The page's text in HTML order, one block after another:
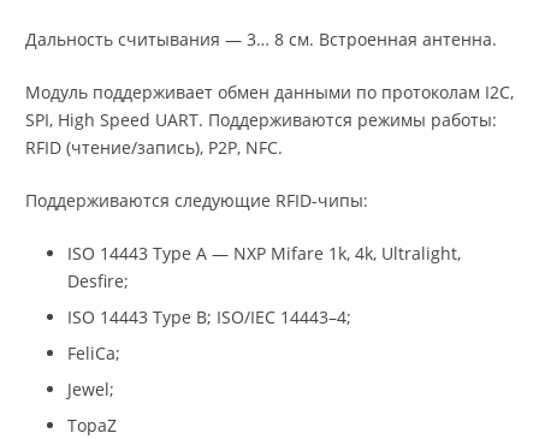
Дальность считывания — 3… 8 см. Встроенная антенна.
Модуль поддерживает обмен данными по протоколам I2C,
SPI, High Speed UART. Поддерживаются режимы работы:
RFID (чтение/запись), P2P, NFC.
Поддерживаются следующие RFID-чипы:
ISO 14443 Type A — NXP Mifare 1k, 4k, Ultralight,
Desfire;
ISO 14443 Type B; ISO/IEC 14443–4;
FeliCa;
Jewel;
TopaZ